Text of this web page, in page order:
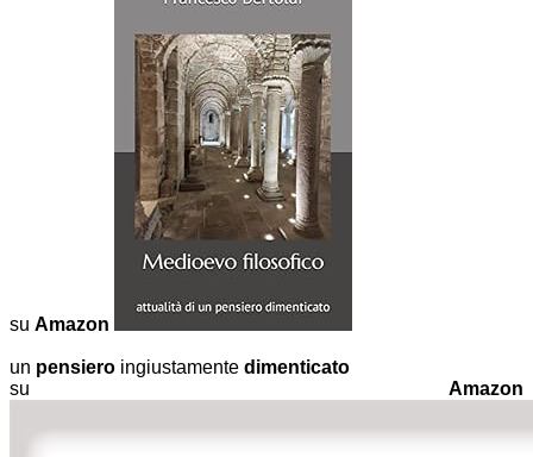
su Amazon
un pensiero ingiustamente dimenticato
su Amazon